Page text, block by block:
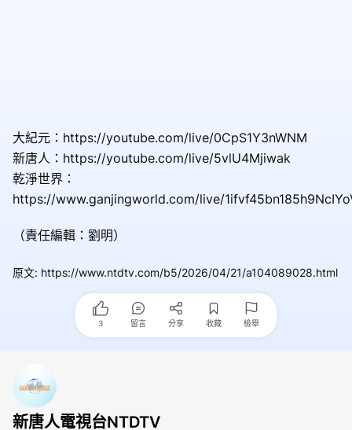
大紀元：https://youtube.com/live/0CpS1Y3nWNM
新唐人：https://youtube.com/live/5vlU4Mjiwak
乾淨世界：
https://www.ganjingworld.com/live/
（責任編輯：劉明）
原文: https://www.ntdtv.com/b5/2026/04/21/a104089028.html
3 留言 分享 收藏 檢舉
新唐人電視台NTDTV